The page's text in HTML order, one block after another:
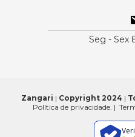
Seg - Sex
Zangari | Copyright 2024 |
Política de privacidade. |